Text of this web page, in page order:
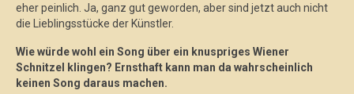
eher peinlich. Ja, ganz gut geworden, aber sind jetzt auch nicht
die Lieblingsstücke der Künstler.
Wie würde wohl ein Song über ein knuspriges Wiener
Schnitzel klingen? Ernsthaft kann man da wahrscheinlich
keinen Song daraus machen.